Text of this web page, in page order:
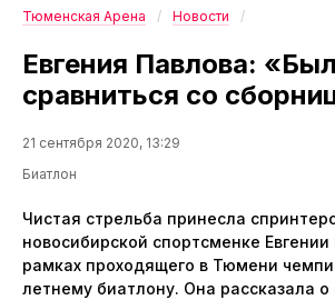
Тюменская Арена Новости
Евгения Павлова:
сравниться со
21 сентября 2020, 13:29
Биатлон
Чистая стрельба принесла
новосибирской спортсменке
рамках проходящего в Тюмени
летнему биатлону. Она рассказала о